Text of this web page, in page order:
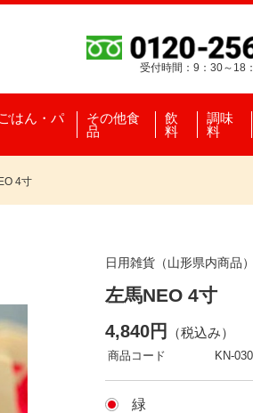
受付時間：9：30～18
はん・パ
その他食
品
飲
料
調味
料
4寸
日用雑貨（山形県内商品）
左馬NEO 4寸
4,840円 （税込み）
商品コード KN-
緑